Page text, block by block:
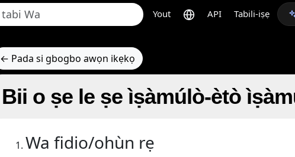
Yout API Tabili-iṣẹ
← Pada si gbogbo awọn ikẹkọ
Bii o ṣe le ṣe ìṣàmúlò-ètò
Wa fidio/ohùn rẹ